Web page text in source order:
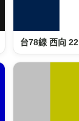
台78線 西向